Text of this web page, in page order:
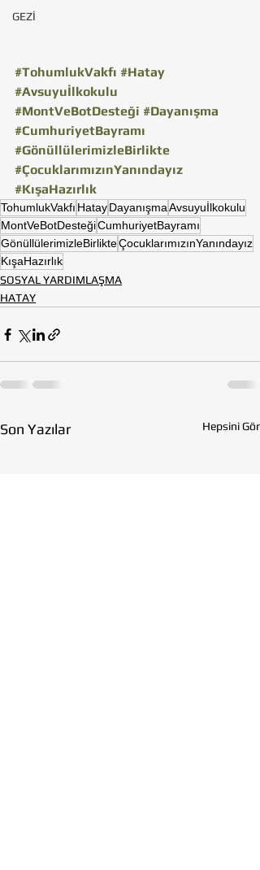
GEZİ
#TohumlukVakfı #Hatay
#Avsuyuİlkokulu
#MontVeBotDesteği #Dayanışma
#CumhuriyetBayramı
#GönüllülerimizleBirlikte
#ÇocuklarımızınYanındayız
#KışaHazırlık
TohumlukVakfı HatayDayanışmaAvsuyuİlkokulu
MontVeBotDesteğiCumhuriyetBayramı
GönüllülerimizleBirlikteÇocuklarımızınYanındayız
KışaHazırlık
SOSYAL YARDIMLAŞMA
HATAY
Son Yazılar Hepsini Gör